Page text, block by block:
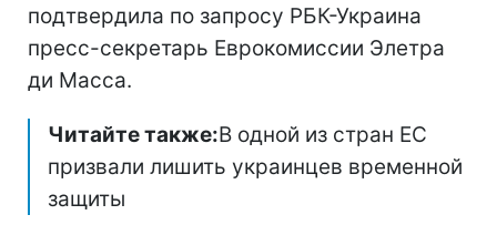
подтвердила по запросу РБК-Украина
пресс-секретарь Еврокомиссии Элетра
ди Масса.
Читайте также:В одной из стран ЕС
призвали лишить украинцев временной
защиты